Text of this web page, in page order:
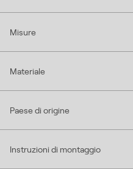
Misure
Materiale
Paese di origine
Instruzioni di montaggio